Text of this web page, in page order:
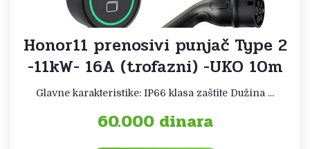
Honor11 prenosivi punjač Type 2
-11kW- 16A (trofazni) -UKO 10m
Glavne karakteristike: IP66 klasa zaštite Dužina ...
60.000 dinara